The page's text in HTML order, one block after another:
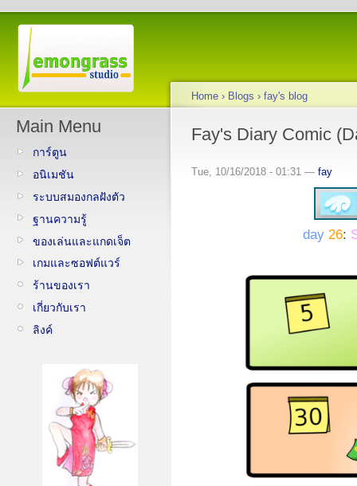
Main Menu
การ์ตูน
อนิเมชัน
ระบบสมองกลฝังตัว
ฐานความรู้
ของเล่นและแกดเจ็ต
เกมและซอฟต์แวร์
ร้านของเรา
เกี่ยวกับเรา
ลิงค์
Home › Blogs › fay's blog
Fay's Diary Comic
Tue, 10/16/2018 - 01:31 — fay
day 26: